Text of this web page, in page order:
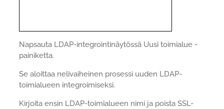
Napsauta LDAP-integrointinäytössä Uusi toimialue -
painiketta.
Se aloittaa nelivaiheinen prosessi uuden LDAP-
toimialueen integroimiseksi.
Kirjoita ensin LDAP-toimialueen nimi ja poista SSL-